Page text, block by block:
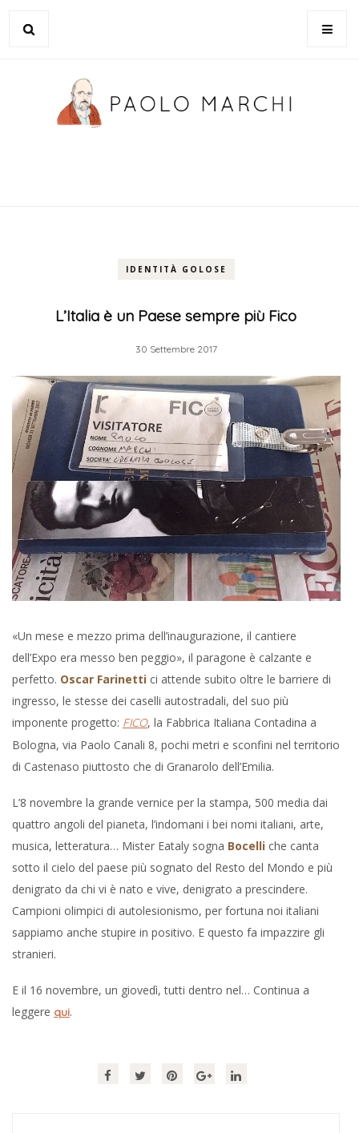
IDENTITÀ GOLOSE
L’Italia è un Paese sempre più Fico
30 Settembre 2017
«Un mese e mezzo prima dell’inaugurazione, il cantiere
dell’Expo era messo ben peggio», il paragone è calzante e
perfetto. Oscar Farinetti ci attende subito oltre le barriere di
ingresso, le stesse dei caselli autostradali, del suo più
imponente progetto: FICO, la Fabbrica Italiana Contadina a
Bologna, via Paolo Canali 8, pochi metri e sconfini nel territorio
di Castenaso piuttosto che di Granarolo dell’Emilia.
L’8 novembre la grande vernice per la stampa, 500 media dai
quattro angoli del pianeta, l’indomani i bei nomi italiani, arte,
musica, letteratura… Mister Eataly sogna Bocelli che canta
sotto il cielo del paese più sognato del Resto del Mondo e più
denigrato da chi vi è nato e vive, denigrato a prescindere.
Campioni olimpici di autolesionismo, per fortuna noi italiani
sappiamo anche stupire in positivo. E questo fa impazzire gli
stranieri.
E il 16 novembre, un giovedì, tutti dentro nel… Continua a
leggere qui.